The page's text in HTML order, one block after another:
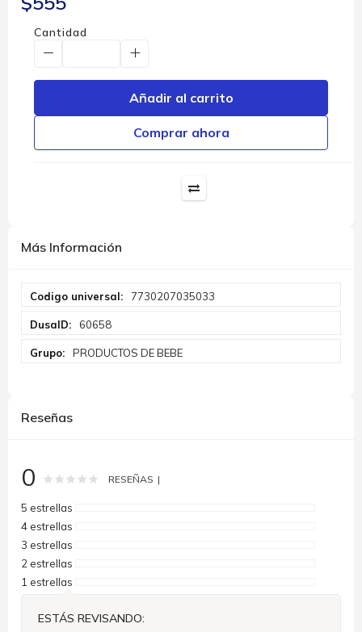
Cantidad
Añadir al carrito
Comprar ahora
Más Información
Información
7730207035033
60658
PRODUCTOS DE BEBE
Reseñas
0 Rating: % of100
RESEÑAS
5 estrellas
4 estrellas
3 estrellas
2 estrellas
1 estrellas
ESTÁS REVISANDO: